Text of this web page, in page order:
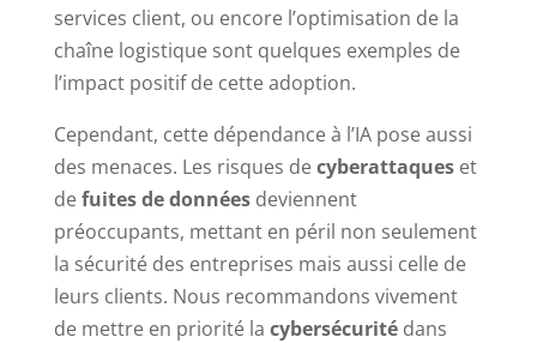
services client, ou encore l’optimisation de la
chaîne logistique sont quelques exemples de
l’impact positif de cette adoption.
Cependant, cette dépendance à l’IA pose aussi
des menaces. Les risques decyberattaqueset
defuites de donnéesdeviennent
préoccupants, mettant en péril non seulement
la sécurité des entreprises mais aussi celle de
leurs clients. Nous recommandons vivement
de mettre en priorité la cybersécuritédans